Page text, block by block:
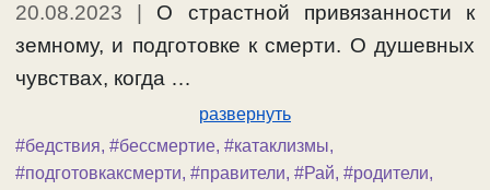
20.08.2023
О страстной привязанности к
земному, и подготовке к смерти. О душевных
чувствах, когда …
развернуть
#бедствия, #бессмертие, #катаклизмы,
#подготовкаксмерти, #правители, #Рай, #родители,